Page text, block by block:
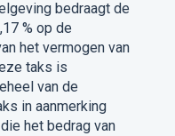
bedraagt de
% op de
het vermogen van
taks is
van de
in aanmerking
het bedrag van